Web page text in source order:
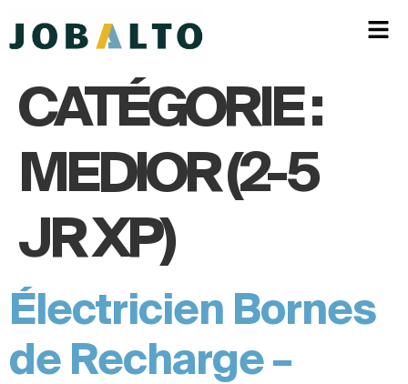
CATÉGORIE :
MEDIOR (2-5
JR XP)
Électricien Bornes
de Recharge –